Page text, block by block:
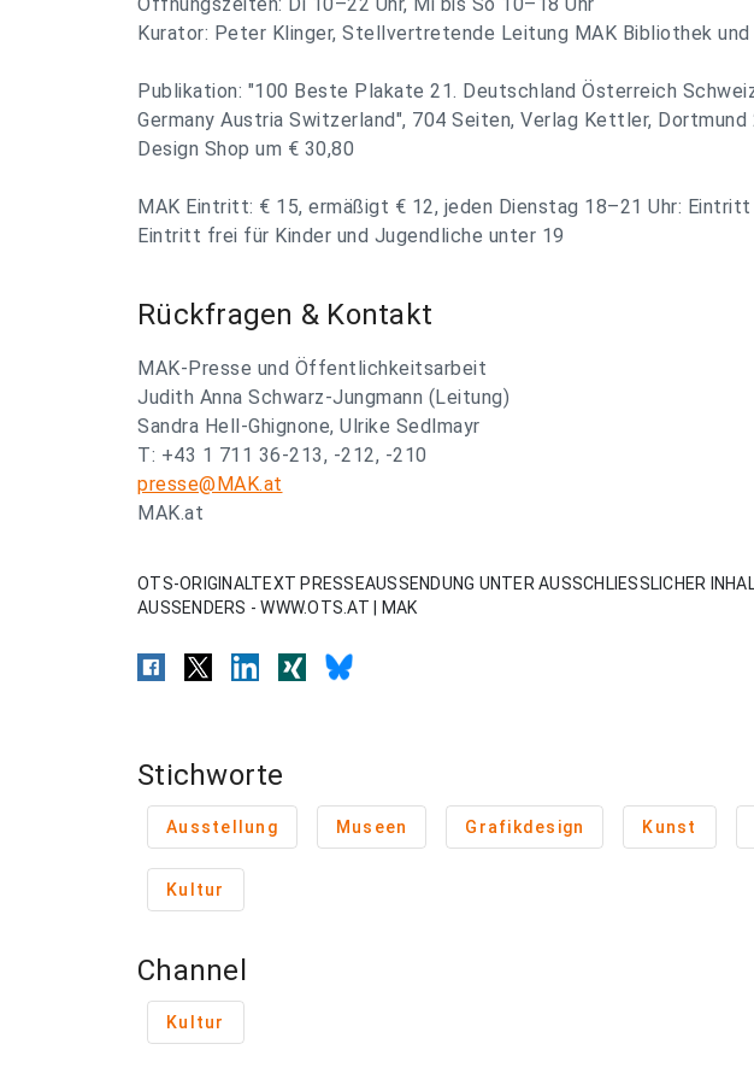
Kurator: Peter Klinger, Stellvertretende Leitung MAK Bibliothek
Publikation: "100 Beste Plakate 21. Deutschland Österreich
Germany Austria Switzerland", 704 Seiten, Verlag Kettler,
Design Shop um € 30,80
MAK Eintritt: € 15, ermäßigt € 12, jeden Dienstag 18–21 Uhr:
Eintritt frei für Kinder und Jugendliche unter 19
Rückfragen & Kontakt
MAK-Presse und Öffentlichkeitsarbeit
Judith Anna Schwarz-Jungmann (Leitung)
Sandra Hell-Ghignone, Ulrike Sedlmayr
T: +43 1 711 36-213, -212, -210
presse@MAK.at
MAK.at
OTS-ORIGINALTEXT PRESSEAUSSENDUNG UNTER AUSSCHLIESSLICHER
AUSSENDERS - WWW.OTS.AT | MAK
Stichworte
Ausstellung Museen Grafikdesign Kunst
Kultur
Channel
Kultur